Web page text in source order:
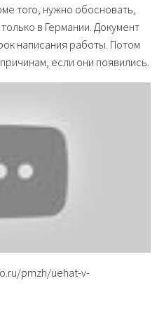
того, нужно обосновать,
в Германии. Документ
написания работы. Потом
если они появились.
pmzh/uehat-v-